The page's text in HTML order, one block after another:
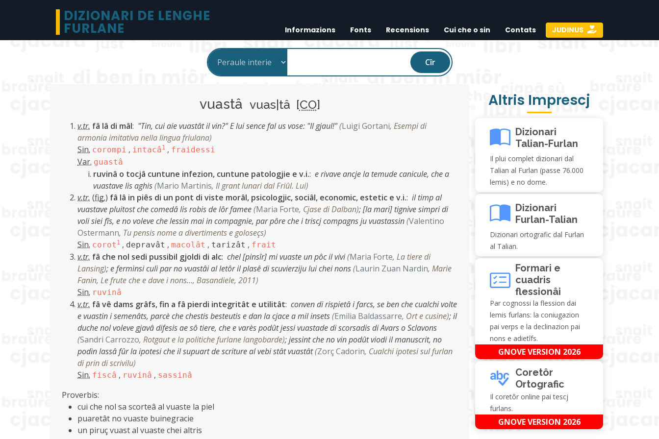
DIZIONARI DE LENGHE
FURLANE Informazions Fonts Recensions Cui che o sin Contats JUDINUS
Cîr
vuastâ vuas|tâ [CO]
v.tr. fâ lâ di mâl: "Tin, cui aie vuastât il vin?" E lui sence fal us vose: "Il gjaul!"(Luigi Gortani, Esempi di
armonia imitativa nella lingua friulana)
Sin. corompi , intacâ1 , fraidessi
Var. guastâ
ruvinâ o tocjâ cuntune infezion, cuntune patologjie e v.i.: e rivave ancje la temude canicule, che a
vuastave lis aghis(Mario Martinis, Il grant lunari dal Friûl. Lui)
v.tr. (fig.) fâ lâ in piês di un pont di viste morâl, psicologjic, sociâl, economic, estetic e v.i.: il timp al
vuastave pluitost che comedâ lis robis de lôr famee(Maria Forte, Cjase di Dalban);[la mari] tignive simpri di
voli siei fîs, e no voleve che lessin mai in compagnie, par pôre che i triscj compagns ju vuastassin(Valentino
Ostermann, Tu pensis nome a divertiments e goloseçs)
Sin. corot 1 , depravât , macolât , tarizât , frait
v.tr. fâ che nol sedi pussibil gjoldi di alc: chel [pinsîr] mi vuaste un pôc il vivi(Maria Forte, La tiere di
Lansing);e fermìnsi culì par no vuastâi al letôr il plasê di scuvierziju lui chei nons(Laurin Zuan Nardin, Marie
Fanin, Le frute che e dave i nons…, Basandiele, 2011)
Sin. ruvinâ
v.tr. fâ vê dams grâfs, fin a fâ pierdi integritât e utilitât: conven di rispietâ i farcs, se ben che cualchi volte
e vuastin i semenâts, parcè che chestis besteutis e dan la cjace a mil insets(Emilia Baldassarre, Ort e cusine);il
duche nol voleve gjavâ difesis ae sô tiere, che e varès podût jessi vuastade di scorsadis di Avars o Sclavons
(Sandri Carrozzo, Rotgaut e la politiche furlane langobarde);jessint che no vin podût viodi il manuscrit, no
podìn lassâ fûr la ipotesi che il supuart de scriture al vebi stât vuastât(Zorç Cadorin, Cualchi ipotesi sul furlan
di prin di scrivilu)
Sin. fiscâ , ruvinâ , sassinâ
Proverbis:
cui che nol sa scorteâ al vuaste la piel
puaretât no vuaste buinegracie
un piruç vuast al vuaste chei altris
Altris Imprescj
Dizionari
Talian-Furlan
Il plui complet dizionari dal
Talian al Furlan (passe 76.000
lemis) e no dome.
Dizionari
Furlan-Talian
Dizionari ortografic dal Furlan
al Talian.
Formari e
cuadris
flessionâi
Par cognossi la flession dai
lemis furlans: la coniugazion
pai verps e la declinazion pai
nons e adietîfs.
GNOVE VERSION 2026
Coretôr
Ortografic
Il coretôr online pai tescj
furlans.
GNOVE VERSION 2026